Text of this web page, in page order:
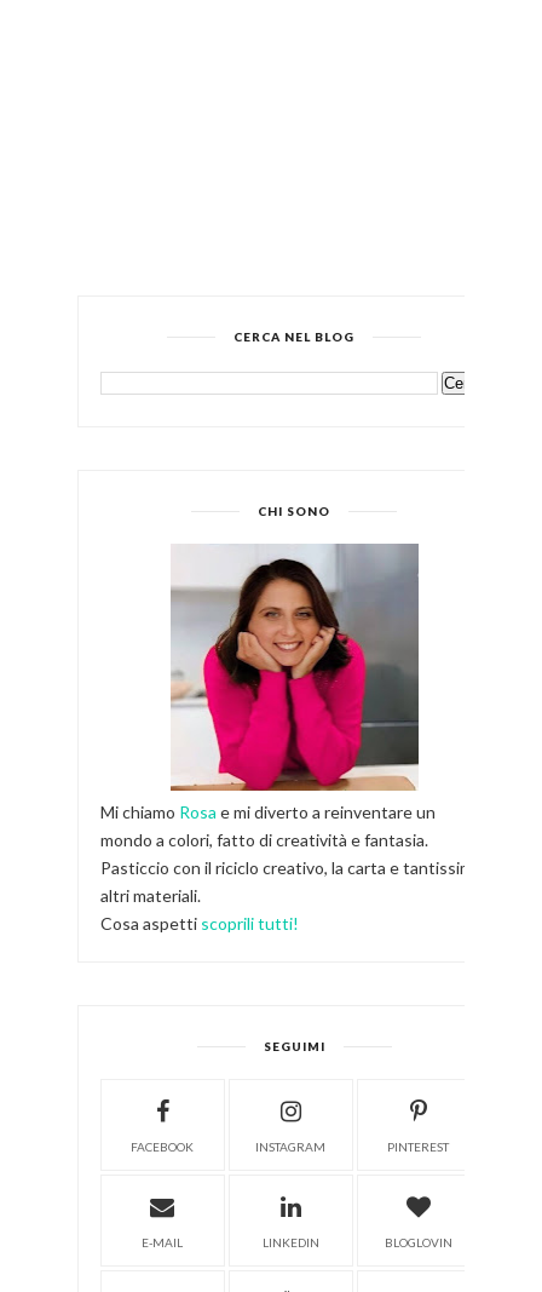
CERCA NEL BLOG
CHI SONO
Mi chiamo Rosa e mi diverto a reinventare un
mondo a colori, fatto di creatività e fantasia.
Pasticcio con il riciclo creativo, la carta e tantissimi
altri materiali.
Cosa aspetti scoprili tutti!
SEGUIMI
FACEBOOK INSTAGRAM PINTEREST
E-MAIL LINKEDIN BLOGLOVIN